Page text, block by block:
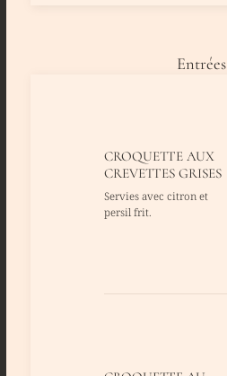
Entrées
CROQUETTE AUX
CREVETTES GRISES
Servies avec citron et
persil frit.